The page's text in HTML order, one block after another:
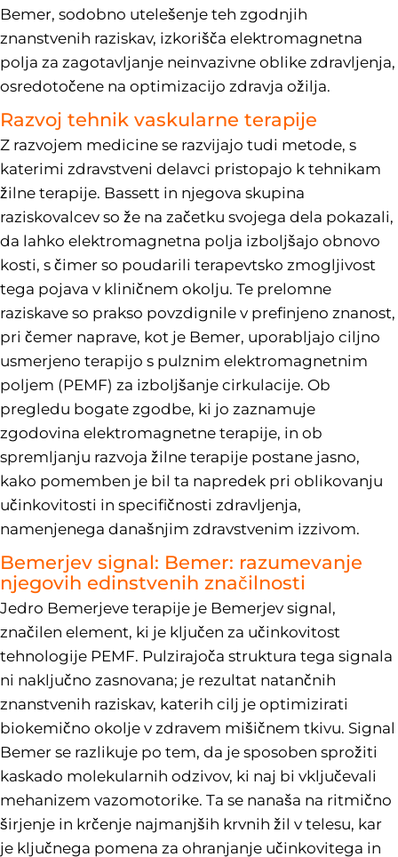
Bemer, sodobno utelešenje teh zgodnjih
znanstvenih raziskav, izkorišča elektromagnetna
polja za zagotavljanje neinvazivne oblike zdravljenja,
osredotočene na optimizacijo zdravja ožilja.
Razvoj tehnik vaskularne terapije
Z razvojem medicine se razvijajo tudi metode, s
katerimi zdravstveni delavci pristopajo k tehnikam
žilne terapije. Bassett in njegova skupina
raziskovalcev so že na začetku svojega dela pokazali,
da lahko elektromagnetna polja izboljšajo obnovo
kosti, s čimer so poudarili terapevtsko zmogljivost
tega pojava v kliničnem okolju. Te prelomne
raziskave so prakso povzdignile v prefinjeno znanost,
pri čemer naprave, kot je Bemer, uporabljajo ciljno
usmerjeno terapijo s pulznim elektromagnetnim
poljem (PEMF) za izboljšanje cirkulacije. Ob
pregledu bogate zgodbe, ki jo zaznamuje
zgodovina elektromagnetne terapije, in ob
spremljanju razvoja žilne terapije postane jasno,
kako pomemben je bil ta napredek pri oblikovanju
učinkovitosti in specifičnosti zdravljenja,
namenjenega današnjim zdravstvenim izzivom.
Bemerjev signal: Bemer: razumevanje
njegovih edinstvenih značilnosti
Jedro Bemerjeve terapije je Bemerjev signal,
značilen element, ki je ključen za učinkovitost
tehnologije PEMF. Pulzirajoča struktura tega signala
ni naključno zasnovana; je rezultat natančnih
znanstvenih raziskav, katerih cilj je optimizirati
biokemično okolje v zdravem mišičnem tkivu. Signal
Bemer se razlikuje po tem, da je sposoben sprožiti
kaskado molekularnih odzivov, ki naj bi vključevali
mehanizem vazomotorike. Ta se nanaša na ritmično
širjenje in krčenje najmanjših krvnih žil v telesu, kar
je ključnega pomena za ohranjanje učinkovitega in